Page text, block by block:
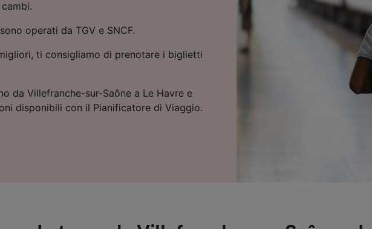
operati da TGV e SNCF.
ti consigliamo di prenotare i biglietti
da Villefranche-sur-Saône a Le Havre e
disponibili con il Pianificatore di Viaggio.